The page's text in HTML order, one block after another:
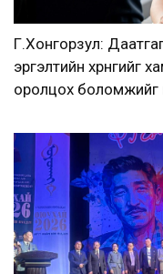
Г.Хонгорзул:
эргэлтийн хөрөнгийг
оролцох